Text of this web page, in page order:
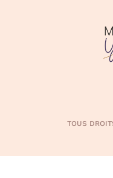
TOUS